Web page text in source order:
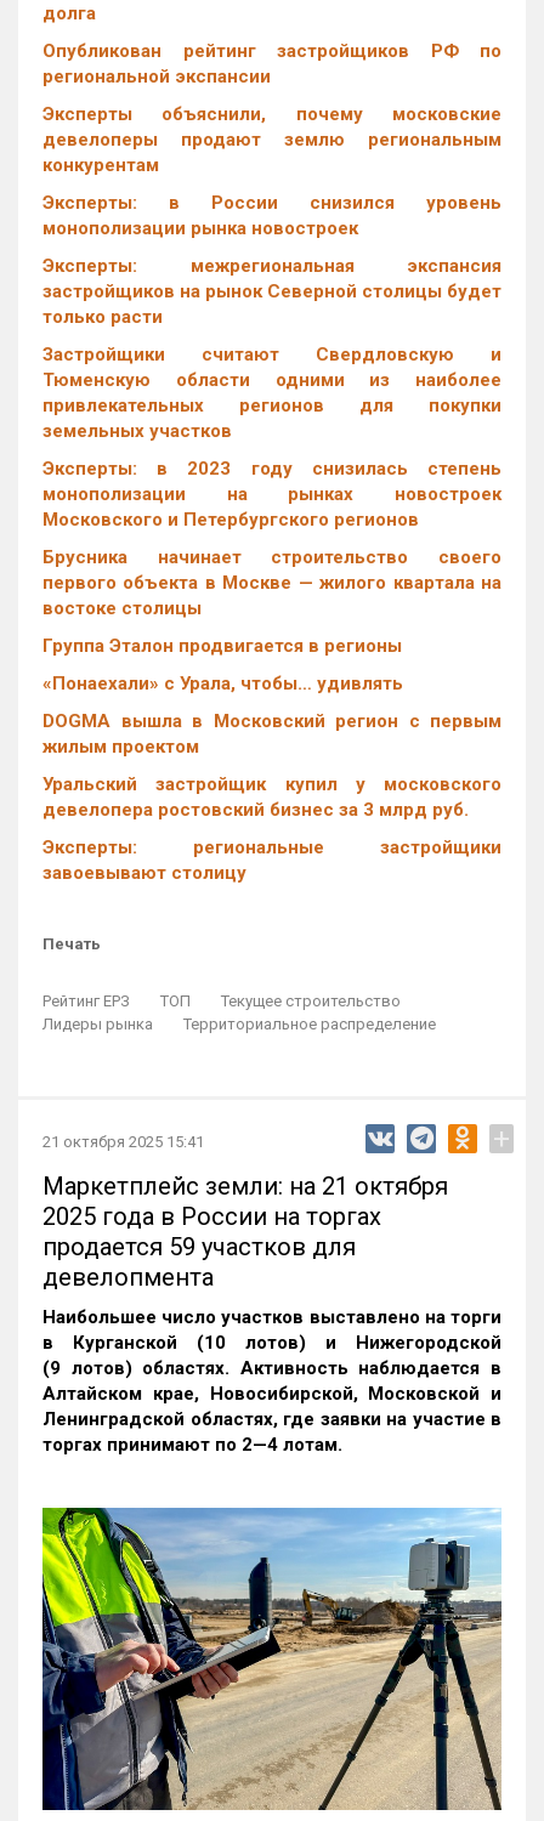
долга
Опубликован рейтинг застройщиков РФ по
региональной экспансии
Эксперты объяснили, почему московские
девелоперы продают землю региональным
конкурентам
Эксперты: в России снизился уровень
монополизации рынка новостроек
Эксперты: межрегиональная экспансия
застройщиков на рынок Северной столицы будет
только расти
Застройщики считают Свердловскую и
Тюменскую области одними из наиболее
привлекательных регионов для покупки
земельных участков
Эксперты: в 2023 году снизилась степень
монополизации на рынках новостроек
Московского и Петербургского регионов
Брусника начинает строительство своего
первого объекта в Москве — жилого квартала на
востоке столицы
Группа Эталон продвигается в регионы
«Понаехали» с Урала, чтобы… удивлять
DOGMA вышла в Московский регион с первым
жилым проектом
Уральский застройщик купил у московского
девелопера ростовский бизнес за 3 млрд руб.
Эксперты: региональные застройщики
завоевывают столицу
Печать
Рейтинг ЕРЗ ТОП
Текущее строительство
Лидеры рынка
Территориальное распределение
21 октября 2025 15:41 +
Маркетплейс земли: на 21 октября
2025 года в России на торгах
продается 59 участков для
девелопмента
Наибольшее число участков выставлено на торги
в Курганской (10 лотов) и Нижегородской
(9 лотов) областях. Активность наблюдается в
Алтайском крае, Новосибирской, Московской и
Ленинградской областях, где заявки на участие в
торгах принимают по 2—4 лотам.